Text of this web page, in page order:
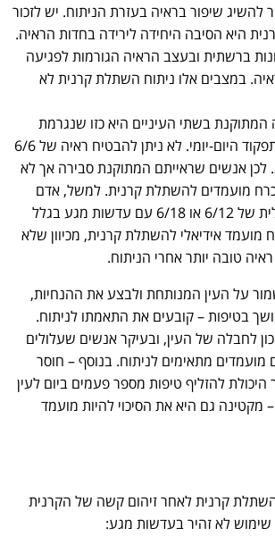
להשיג שיפור בראיה בעזרת הניתוח. יש לזכור
היא הסיבה היחידה לירידה בחדות הראיה.
ברשתית ובעצב הראיה הגורמות לפגיעה
במצבים אלו ניתוח השתלת קרנית לא
המתוקנת בשתי העיניים היא כזו שנגרמת
פגיעה משמעותית בתפקוד היום-יומי. לא ניתן להבטיח ראיה של 6/6
אנשים שראייתם המתוקנת סבירה אך לא
מועמדים להשתלת קרנית. למשל, אדם
שמשיג ראיה מקסימלית של 6/12 או 6/18 עם עדשות מגע בגלל
מועמד אידיאלי להשתלת קרנית, מכיוון שלא
טובה יותר אחרי הניתוח.
על העין המנותחת ולבצע את ההנחיות,
בטיפות – קובעים את התאמתו לניתוח.
לחבלה של העין, ובעיקר אנשים שעלולים
מתאימים לניתוח. בנוסף – חוסר
היכולת להזליף טיפות מספר פעמים ביום לעין
גם היא את הסיכוי להיות מועמד
קרנית לאחר זיהום קשה של הקרנית
לא זהיר בעדשות מגע: